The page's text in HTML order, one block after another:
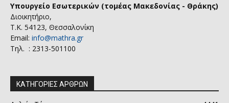
Υπουργείο Εσωτερικών (τομέας Μακεδονίας - Θράκης)
Διοικητήριο,
Τ.Κ. 54123, Θεσσαλονίκη
Email: info@mathra.gr
Τηλ. : 2313-501100
ΚΑΤΗΓΟΡΙΕΣ ΑΡΘΡΩΝ